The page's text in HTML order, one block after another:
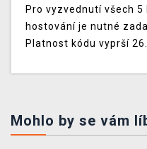
Pro vyzvednutí všech
hostování je nutné
Platnost kódu vyprší
Mohlo by se vám